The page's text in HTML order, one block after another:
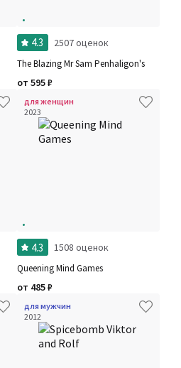
4.3 2507 оценок
The Blazing Mr Sam Penhaligon's
от 595₽
для женщин
2023
4.3 1508 оценок
Queening Mind Games
от 485₽
для мужчин
2012